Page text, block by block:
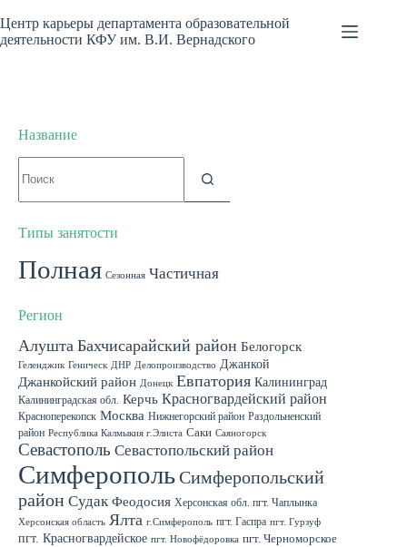
к
сути
Центр карьеры департамента образовательной
деятельности КФУ им. В.И. Вернадского
Название
не
Типы занятости
Полная Сезонная Частичная
Регион
Алушта Бахчисарайский район Белогорск
Геленджик Геническ ДНР Делопроизводство Джанкой
Джанкойский район Донецк Евпатория Калининград
Калининградская обл. Керчь Красногвардейский район
Красноперекопск Москва Нижнегорский район Раздольненский
район Республика Калмыкия г.Элиста Саки Саяногорск
Севастополь Севастопольский район
СимферопольСимферопольский
район Судак Феодосия Херсонская обл. пгт. Чаплынка
Херсонская область Ялта г.Симферополь пгт. Гаспра пгт. Гурзуф
пгт. Красногвардейское пгт. Новофёдоровка пгт. Черноморское